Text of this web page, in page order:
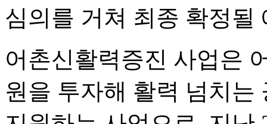
심의를 거쳐 최종 확정될
어촌신활력증진 사업은
원을 투자해 활력 넘치는